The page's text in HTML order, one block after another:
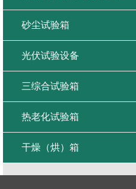
砂尘试验箱
光伏试验设备
三综合试验箱
热老化试验箱
干燥（烘）箱